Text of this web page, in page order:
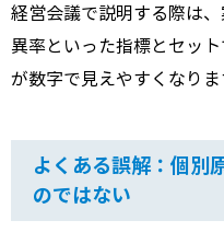
経営会議で説明する際は
異率といった指標とセッ
が数字で見えやすくなりま
よくある誤解：個別
のではない